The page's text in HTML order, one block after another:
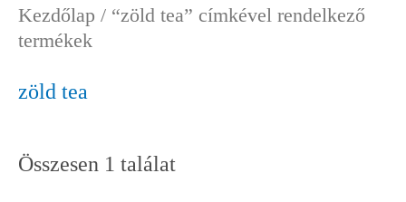
Kezdőlap / “zöld tea” címkével rendelkező
termékek
zöld tea
Összesen 1 találat